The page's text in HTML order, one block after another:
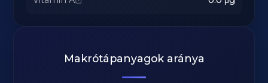
Makrótápanyagok aránya